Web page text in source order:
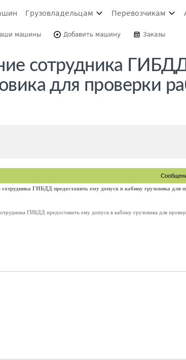
Грузовладельцам Перевозчикам
машины Добавить машину Заказы
сотрудника
для проверки
ГИБДД предоставить ему допуск в кабину грузовика для
ГИБДД предоставить ему допуск в кабину грузовика для